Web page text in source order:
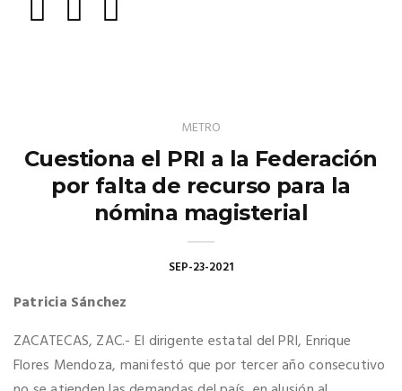
METRO
Cuestiona el PRI a la Federación
por falta de recurso para la
nómina magisterial
SEP-23-2021
Patricia Sánchez
ZACATECAS, ZAC.- El dirigente estatal del PRI, Enrique
Flores Mendoza, manifestó que por tercer año consecutivo